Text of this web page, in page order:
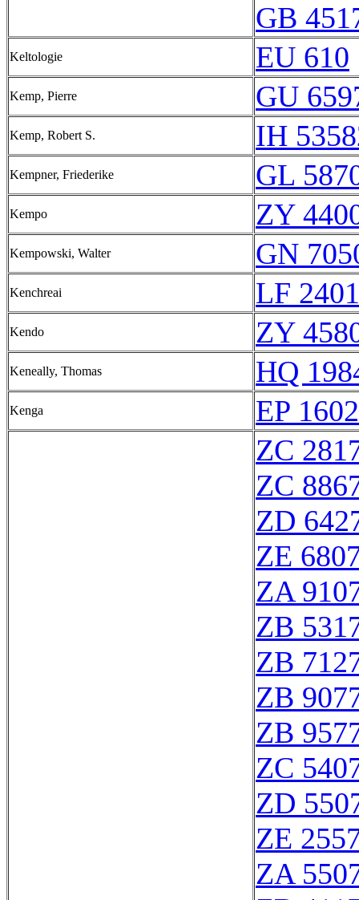
GB
Keltologie EU 610
Kemp, Pierre GU
Kemp, Robert S. IH
Kempner, Friederike GL
Kempo ZY
Kempowski, Walter GN
Kenchreai LF 2401
Kendo ZY
Keneally, Thomas HQ
Kenga
EP
ZC
ZC
ZD
ZE
ZA
ZB
ZB
ZB
ZB
ZC
ZD
ZE
ZA